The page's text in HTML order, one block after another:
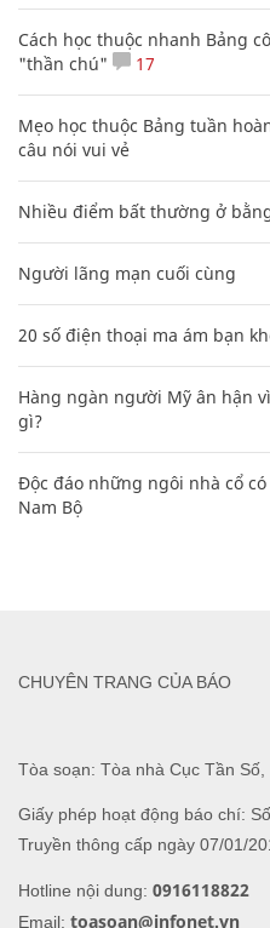
Cách học thuộc nhanh Bảng
"thần chú"
17
Mẹo học thuộc Bảng tuần
câu nói vui vẻ
Nhiều điểm bất thường ở
Người lãng mạn cuối cùng
20 số điện thoại ma ám bạn
Hàng ngàn người Mỹ ân hận
gì?
Độc đáo những ngôi nhà cổ
Nam Bộ
Tòa soạn: Tòa nhà Cục Tần
Giấy phép hoạt động báo chí:
Truyền thông cấp ngày 07/01/
Hotline nội dung: 0916118822
Email: toasoan@infonet.vn
CHUYÊN TRANG CỦA BÁO